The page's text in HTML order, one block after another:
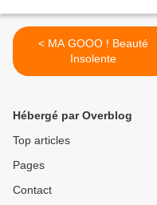
< MA GOOO ! Beauté
Insolente
Hébergé par Overblog
Top articles
Pages
Contact